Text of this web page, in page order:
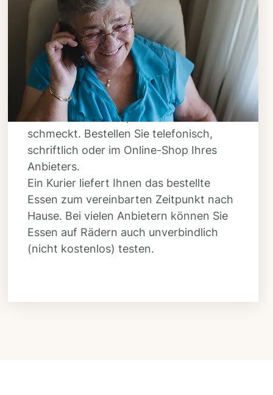
Schritt 3
Bestellen & liefern
lassen
Suchen Sie sich aus dem Speiseplan
Ihres Anbieters aus, was Ihnen
schmeckt. Bestellen Sie telefonisch,
schriftlich oder im Online-Shop Ihres
Anbieters.
Ein Kurier liefert Ihnen das bestellte
Essen zum vereinbarten Zeitpunkt nach
Hause. Bei vielen Anbietern können Sie
Essen auf Rädern auch unverbindlich
(nicht kostenlos) testen.